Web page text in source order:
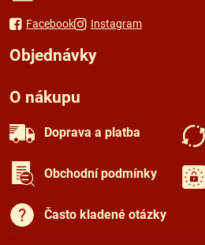
Facebook Instagram
Objednávky
O nákupu
Doprava a platba
Obchodní podmínky
Často kladené otázky